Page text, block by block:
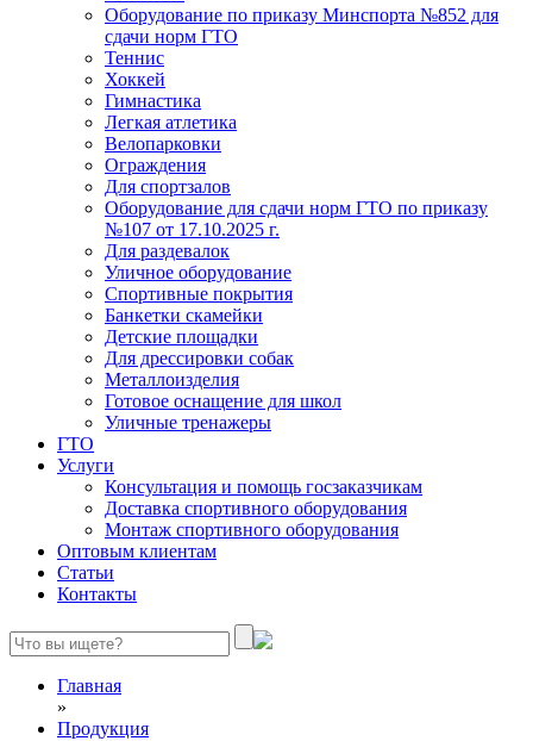
Оборудование по приказу Минспорта №852 для
сдачи норм ГТО
Теннис
Хоккей
Гимнастика
Легкая атлетика
Велопарковки
Ограждения
Для спортзалов
Оборудование для сдачи норм ГТО по приказу
№107 от 17.10.2025 г.
Для раздевалок
Уличное оборудование
Спортивные покрытия
Банкетки скамейки
Детские площадки
Для дреcсировки собак
Металлоизделия
Готовое оснащение для школ
Уличные тренажеры
ГТО
Услуги
Консультация и помощь госзаказчикам
Доставка спортивного оборудования
Монтаж спортивного оборудования
Оптовым клиентам
Статьи
Контакты
Главная
»
Продукция